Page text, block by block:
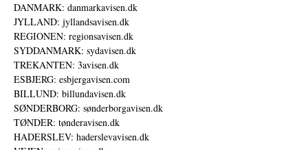
DANMARK: danmarkavisen.dk
JYLLAND: jyllandsavisen.dk
REGIONEN: regionsavisen.dk
SYDDANMARK: sydavisen.dk
TREKANTEN: 3avisen.dk
ESBJERG: esbjergavisen.com
BILLUND: billundavisen.dk
SØNDERBORG: sønderborgavisen.dk
TØNDER: tønderavisen.dk
HADERSLEV: haderslevavisen.dk